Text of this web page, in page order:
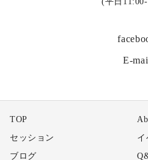
E-
TOP
セッション
イ
ブログ